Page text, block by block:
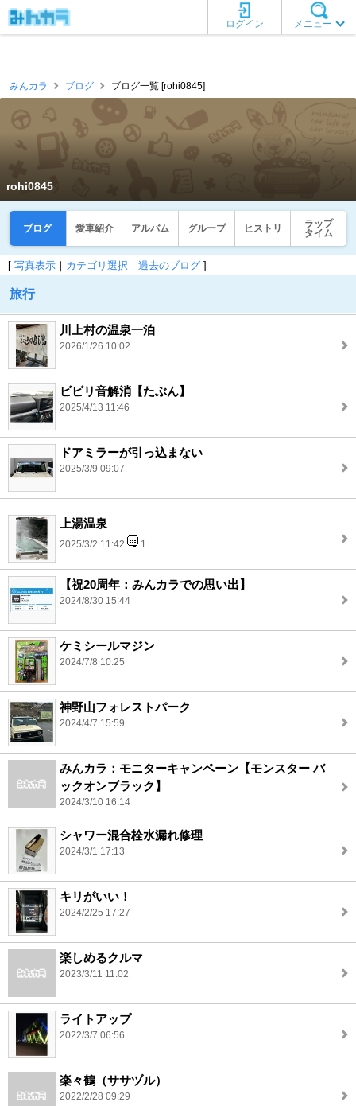
メニュー
ログイン
みんカラ ブログ ブログ一覧 [rohi0845]
rohi0845
ブログ 愛車紹介 アルバム グループ ヒストリ
ラップ
タイム
[ 写真表示 ｜ カテゴリ選択 ｜ 過去のブログ ]
旅行
川上村の温泉一泊
2026/1/26 10:02
ビビリ音解消【たぶん】
2025/4/13 11:46
ドアミラーが引っ込まない
2025/3/9 09:07
上湯温泉
2025/3/2 11:42 1
【祝20周年：みんカラでの思い出】
2024/8/30 15:44
ケミシールマジン
2024/7/8 10:25
神野山フォレストパーク
2024/4/7 15:59
みんカラ：モニターキャンペーン【モンスター バ
ックオンブラック】
2024/3/10 16:14
シャワー混合栓水漏れ修理
2024/3/1 17:13
キリがいい！
2024/2/25 17:27
楽しめるクルマ
2023/3/11 11:02
ライトアップ
2022/3/7 06:56
楽々鶴（ササヅル）
2022/2/28 09:29